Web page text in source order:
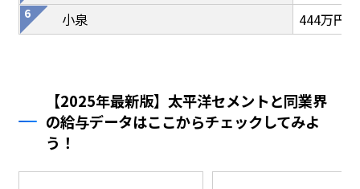
小泉
444万円
【2025年最新版】太平洋セメントと同業界
の給与データはここからチェックしてみよ
う！